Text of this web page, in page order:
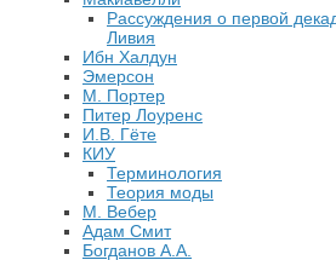
Рассуждения о первой
Ливия
Ибн Халдун
Эмерсон
М. Портер
Питер Лоуренс
И.В. Гёте
КИУ
Терминология
Теория моды
М. Вебер
Адам Смит
Богданов А.А.